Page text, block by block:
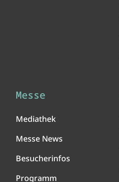
Messe
Mediathek
Messe News
Besucherinfos
Programm